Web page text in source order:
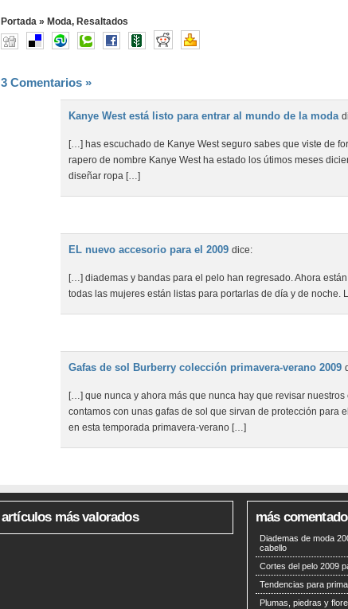
Portada » Moda, Resaltados
3 Comentarios »
Kanye West está listo para entrar al mundo de la moda
[…] has escuchado de Kanye West seguro sabes que viste de
rapero de nombre Kanye West ha estado los útimos meses
diseñar ropa […]
EL nuevo accesorio para el 2009 dice:
[…] diademas y bandas para el pelo han regresado. Ahora
todas las mujeres están listas para portarlas de día y de noche.
Gafas de sol Burberry colección primavera-verano 2009
[…] que nunca y ahora más que nunca hay que revisar nuestros
contamos con unas gafas de sol que sirvan de protección para
en esta temporada primavera-verano […]
artículos más valorados más
Diademas de moda
cabello
Cortes del pelo 2009
Tendencias para
Plumas, piedras y